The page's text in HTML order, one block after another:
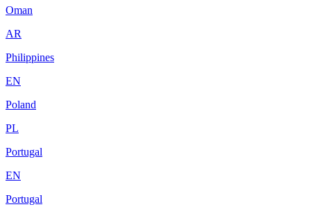
Oman
AR
Philippines
EN
Poland
PL
Portugal
EN
Portugal